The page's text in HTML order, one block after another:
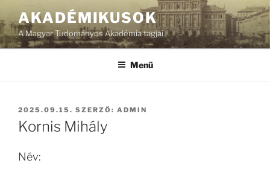
AKADÉMIKUSOK
A Magyar Tudományos Akadémia tagjai
Menü
BEKÜLDVE:
2025.09.15. SZERZŐ: ADMIN
Kornis Mihály
Név: